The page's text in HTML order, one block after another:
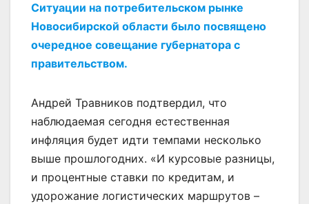
Ситуации на потребительском рынке
Новосибирской области было посвящено
очередное совещание губернатора с
правительством.
Андрей Травников подтвердил, что
наблюдаемая сегодня естественная
инфляция будет идти темпами несколько
выше прошлогодних. «И курсовые разницы,
и процентные ставки по кредитам, и
удорожание логистических маршрутов –